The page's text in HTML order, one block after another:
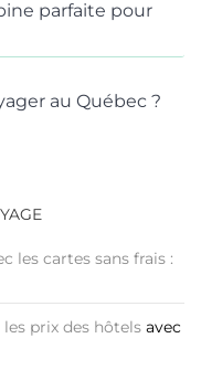
parfaite pour
au Québec ?
les cartes sans frais :
prix des hôtels avec